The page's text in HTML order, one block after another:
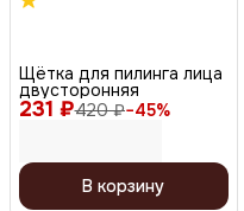
231 ₽420 ₽−45%
Щётка для пилинга лица
двусторонняя
В корзину